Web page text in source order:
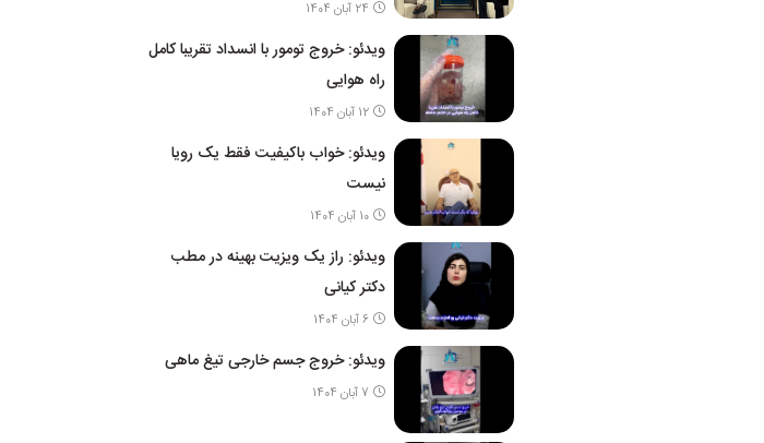
24 آبان 1404
ویدئو: خروج تومور با انسداد تقریبا کامل
راه هوایی
12 آبان 1404
ویدئو: خواب باکیفیت فقط یک رویا
نیست
10 آبان 1404
ویدئو: راز یک ویزیت بهینه در مطب
دکتر کیانی
6 آبان 1404
ویدئو: خروج جسم خارجی تیغ ماهی
7 آبان 1404